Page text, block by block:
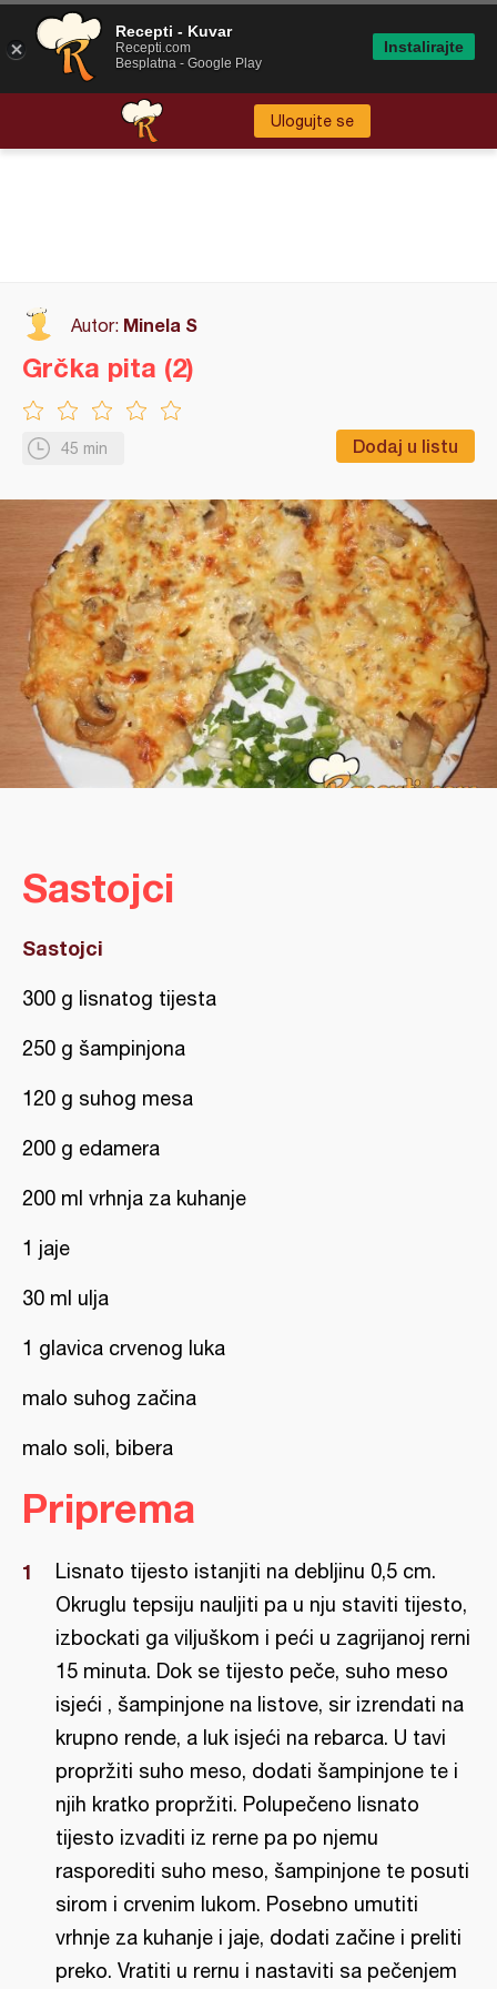
Ulogujte se
Autor: Minela S
45 min Dodaj u listu
Grčka pita (2)
Sastojci
Sastojci
300 g lisnatog tijesta
250 g šampinjona
120 g suhog mesa
200 g edamera
200 ml vrhnja za kuhanje
1 jaje
30 ml ulja
1 glavica crvenog luka
malo suhog začina
malo soli, bibera
Priprema
Lisnato tijesto istanjiti na debljinu 0,5 cm.
Okruglu tepsiju nauljiti pa u nju staviti tijesto,
izbockati ga viljuškom i peći u zagrijanoj rerni
15 minuta. Dok se tijesto peče, suho meso
isjeći , šampinjone na listove, sir izrendati na
krupno rende, a luk isjeći na rebarca. U tavi
propržiti suho meso, dodati šampinjone te i
njih kratko propržiti. Polupečeno lisnato
tijesto izvaditi iz rerne pa po njemu
rasporediti suho meso, šampinjone te posuti
sirom i crvenim lukom. Posebno umutiti
vrhnje za kuhanje i jaje, dodati začine i preliti
preko. Vratiti u rernu i nastaviti sa pečenjem
Recepti - Kuvar
Recepti.com
Besplatna - Google Play
Instalirajte